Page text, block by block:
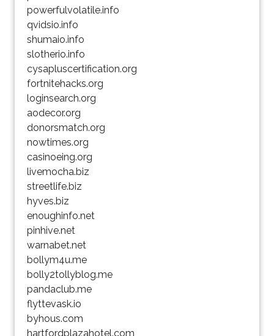
powerfulvolatile.info
qvidsio.info
shumaio.info
slotherio.info
cysapluscertification.org
fortnitehacks.org
loginsearch.org
aodecor.org
donorsmatch.org
nowtimes.org
casinoeing.org
livemocha.biz
streetlife.biz
hyves.biz
enoughinfo.net
pinhive.net
warnabet.net
bollym4u.me
bolly2tollyblog.me
pandaclub.me
flyttevask.io
byhous.com
hartfordplazahotel.com